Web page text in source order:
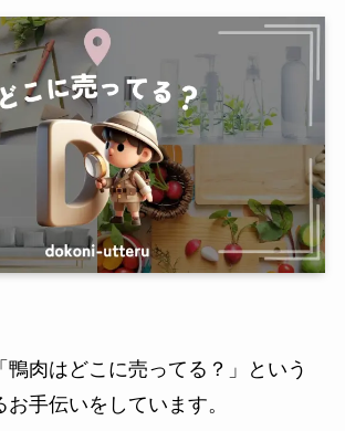
鴨肉はどこに売ってる？」という
手伝いをしています。